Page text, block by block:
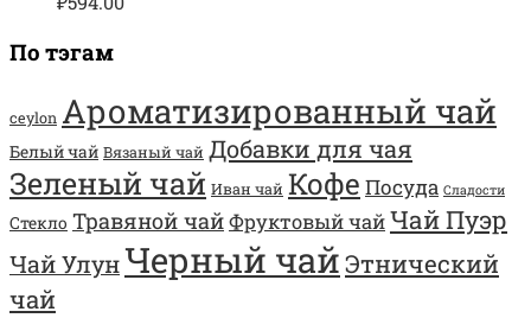
По тэгам
ceylon Ароматизированный чай
Белый чай Вязаный чай Добавки для чая
Зеленый чай Иван чай Кофе Посуда Сладости
Стекло Травяной чайФруктовый чайЧай Пуэр
Чай УлунЧерный чайЭтнический
чай